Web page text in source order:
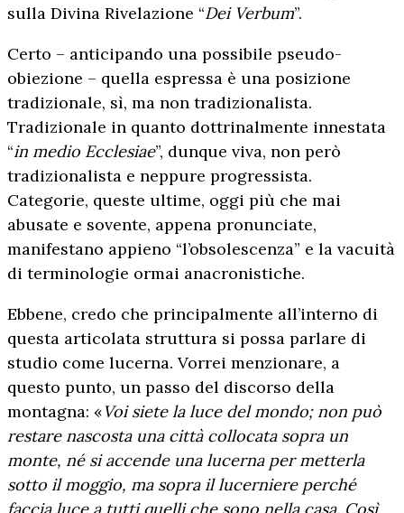
sulla Divina Rivelazione “Dei Verbum”.
Certo – anticipando una possibile pseudo-
obiezione – quella espressa è una posizione
tradizionale, sì, ma non tradizionalista.
Tradizionale in quanto dottrinalmente innestata
“in medio Ecclesiae”, dunque viva, non però
tradizionalista e neppure progressista.
Categorie, queste ultime, oggi più che mai
abusate e sovente, appena pronunciate,
manifestano appieno “l’obsolescenza” e la vacuità
di terminologie ormai anacronistiche.
Ebbene, credo che principalmente all’interno di
questa articolata struttura si possa parlare di
studio come lucerna. Vorrei menzionare, a
questo punto, un passo del discorso della
montagna: «Voi siete la luce del mondo; non può
restare nascosta una città collocata sopra un
monte, né si accende una lucerna per metterla
sotto il moggio, ma sopra il lucerniere perché
faccia luce a tutti quelli che sono nella casa. Così